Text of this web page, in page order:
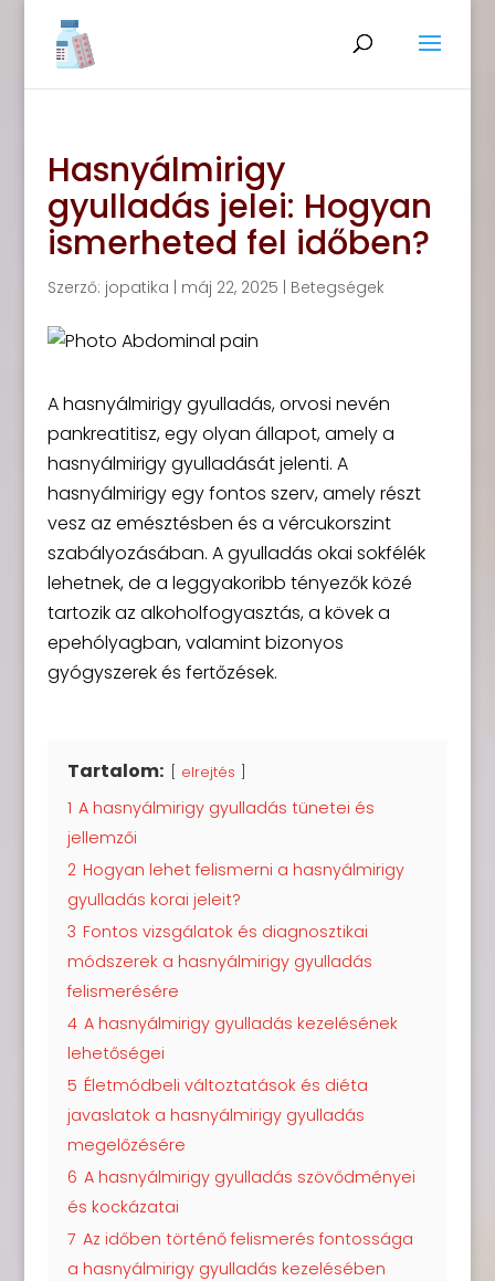
Hasnyálmirigy
gyulladás jelei: Hogyan
ismerheted fel időben?
Szerző: jopatika máj 22, 2025 Betegségek
A hasnyálmirigy gyulladás, orvosi nevén
pankreatitisz, egy olyan állapot, amely a
hasnyálmirigy gyulladását jelenti. A
hasnyálmirigy egy fontos szerv, amely részt
vesz az emésztésben és a vércukorszint
szabályozásában. A gyulladás okai sokfélék
lehetnek, de a leggyakoribb tényezők közé
tartozik az alkoholfogyasztás, a kövek a
epehólyagban, valamint bizonyos
gyógyszerek és fertőzések.
Tartalom: elrejtés
1 A hasnyálmirigy gyulladás tünetei és
jellemzői
2 Hogyan lehet felismerni a hasnyálmirigy
gyulladás korai jeleit?
3 Fontos vizsgálatok és diagnosztikai
módszerek a hasnyálmirigy gyulladás
felismerésére
4 A hasnyálmirigy gyulladás kezelésének
lehetőségei
5 Életmódbeli változtatások és diéta
javaslatok a hasnyálmirigy gyulladás
megelőzésére
6 A hasnyálmirigy gyulladás szövődményei
és kockázatai
7 Az időben történő felismerés fontossága
a hasnyálmirigy gyulladás kezelésében